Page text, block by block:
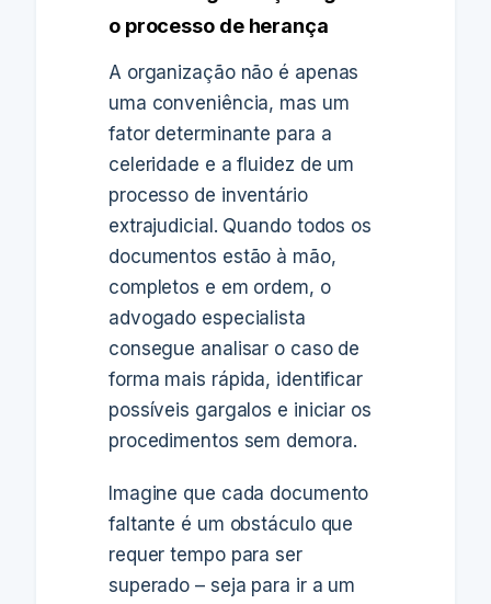
o processo de herança
A organização não é apenas
uma conveniência, mas um
fator determinante para a
celeridade e a fluidez de um
processo de inventário
extrajudicial. Quando todos os
documentos estão à mão,
completos e em ordem, o
advogado especialista
consegue analisar o caso de
forma mais rápida, identificar
possíveis gargalos e iniciar os
procedimentos sem demora.
Imagine que cada documento
faltante é um obstáculo que
requer tempo para ser
superado – seja para ir a um